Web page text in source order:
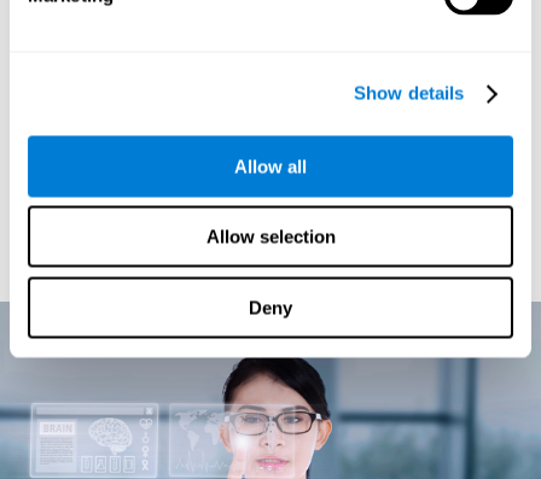
Show details
Allow all
Allow selection
Deny
cognitiva de CogniFit está dirigido a explorar nuestros procesos
particular de cada individuo, ofrece a cada usuario un
de ejercicios cognitivos personalizados
aquellas tareas que más nos cuestan y plantearnos
creando y estableciendo nuevas conexiones neuronales que se
irán reforzando y haciendo más fuertes.